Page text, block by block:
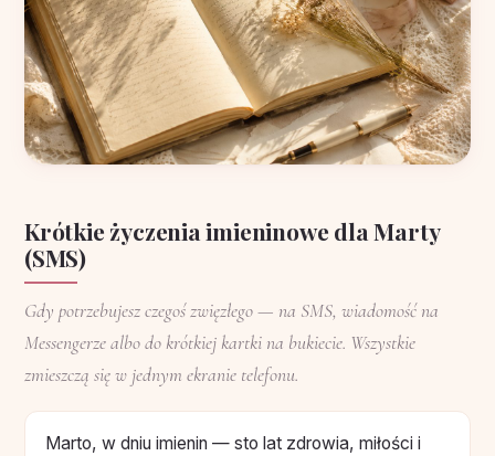
Krótkie życzenia imieninowe dla Marty
(SMS)
Gdy potrzebujesz czegoś zwięzłego — na SMS, wiadomość na
Messengerze albo do krótkiej kartki na bukiecie. Wszystkie
zmieszczą się w jednym ekranie telefonu.
Marto, w dniu imienin — sto lat zdrowia, miłości i